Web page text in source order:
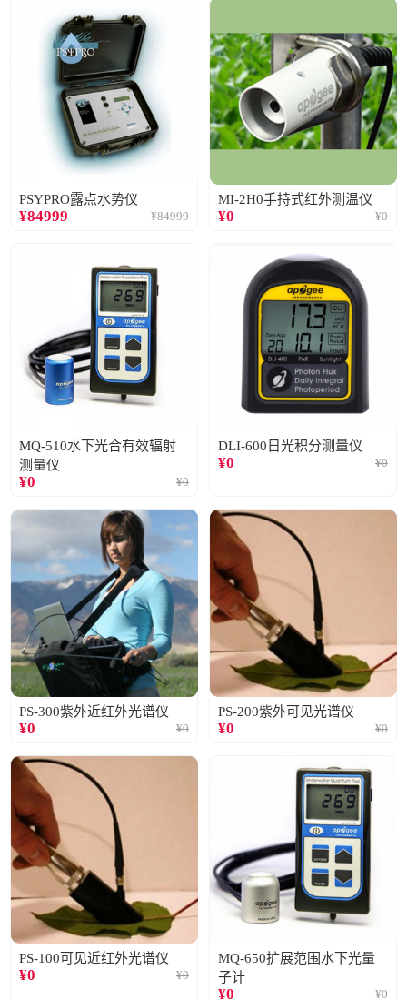
PSYPRO露点水势仪
¥84999 ¥84999
MI-2H0手持式红外测温仪
¥0 ¥0
MQ-510水下光合有效辐射
测量仪
¥0 ¥0
DLI-600日光积分测量仪
¥0 ¥0
PS-300紫外近红外光谱仪
¥0 ¥0
PS-200紫外可见光谱仪
¥0 ¥0
PS-100可见近红外光谱仪
¥0 ¥0
MQ-650扩展范围水下光量
子计
¥0 ¥0